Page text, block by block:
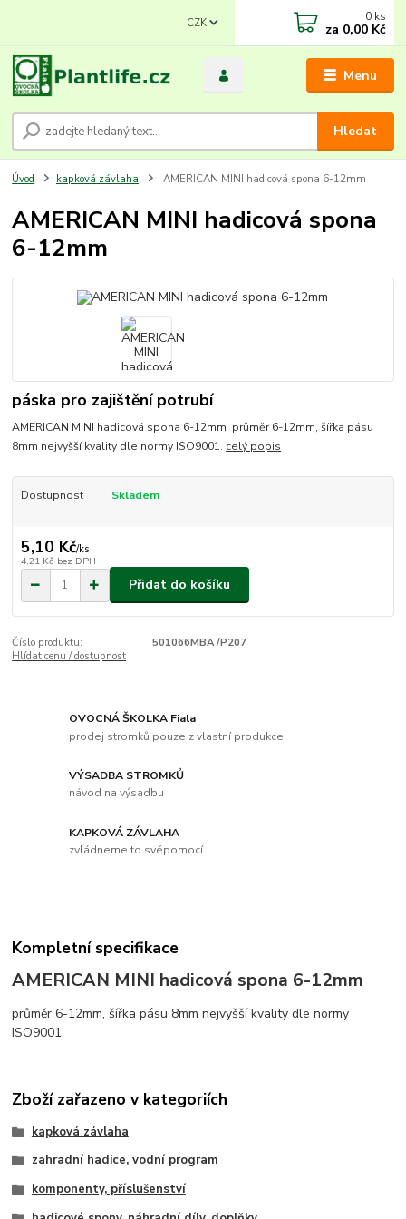
Menu
CZK
Hledat
0 ks
za 0,00 Kč
Úvod kapková závlaha AMERICAN MINI hadicová spona 6-12mm
AMERICAN MINI hadicová spona
6-12mm
páska pro zajištění potrubí
AMERICAN MINI hadicová spona 6-12mm průměr 6-12mm, šířka pásu
8mm nejvyšší kvality dle normy ISO9001. celý popis
Dostupnost Skladem
5,10 Kč/ks
4,21 Kč bez DPH
Přidat do košíku
Číslo produktu:
501066MBA /P207
Hlídat cenu / dostupnost
OVOCNÁ ŠKOLKA Fiala
prodej stromků pouze z vlastní produkce
VÝSADBA STROMKŮ
návod na výsadbu
KAPKOVÁ ZÁVLAHA
zvládneme to svépomocí
Kompletní specifikace
AMERICAN MINI hadicová spona 6-12mm
průměr 6-12mm, šířka pásu 8mm nejvyšší kvality dle normy
ISO9001.
Zboží zařazeno v kategoriích
kapková závlaha
zahradní hadice, vodní program
komponenty, příslušenství